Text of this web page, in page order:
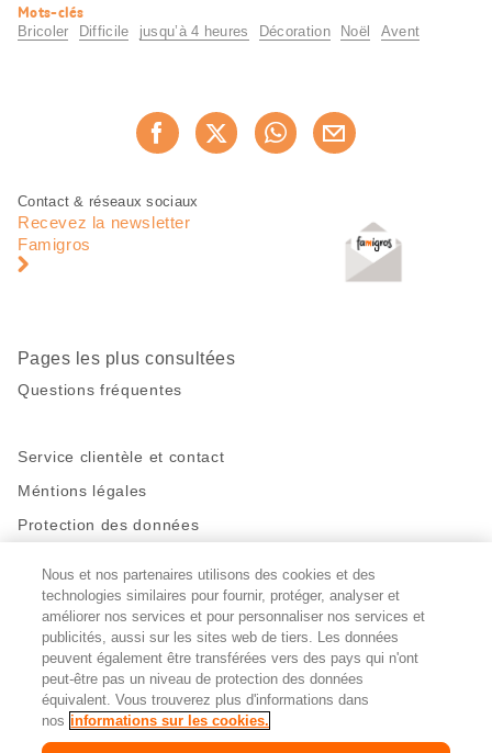
Informations
utiles
Mots-clés
Bricoler Difficile jusqu’à 4 heures Décoration Noël Avent
Recommander maintenant
Pied
page
Navigation
pied
Contact & réseaux sociaux
Recevez la newsletter
Famigros
Pages les plus consultées
Questions fréquentes
Service clientèle et contact
Méntions légales
Protection des données
Restez en contact!
Facebook
http://twitter.com/migros
https://www.youtube.com/user/
PinterestInstagram
Paramètres des cookies
FR IT
Nous et nos partenaires utilisons des cookies et des
technologies similaires pour fournir, protéger, analyser et
améliorer nos services et pour personnaliser nos services et
publicités, aussi sur les sites web de tiers. Les données
peuvent également être transférées vers des pays qui n'ont
peut-être pas un niveau de protection des données
équivalent. Vous trouverez plus d'informations dans
nos informations sur les cookies.